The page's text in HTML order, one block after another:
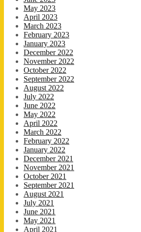
May 2023
April 2023
March 2023
February 2023
January 2023
December 2022
November 2022
October 2022
September 2022
August 2022
July 2022
June 2022
May 2022
April 2022
March 2022
February 2022
January 2022
December 2021
November 2021
October 2021
September 2021
August 2021
July 2021
June 2021
May 2021
April 2021